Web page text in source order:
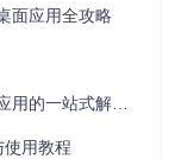
面应用全攻略
一站式解决方案
使用教程